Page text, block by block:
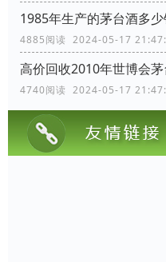
1985年生产的茅台酒多
4885阅读 2024-05-17
高价回收2010年世博会
4740阅读 2024-05-17